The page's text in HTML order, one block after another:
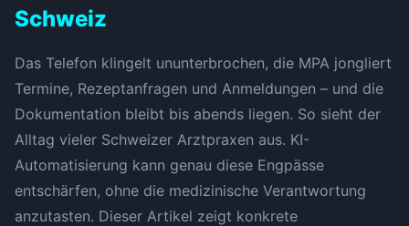
Schweiz
Das Telefon klingelt ununterbrochen, die MPA jongliert
Termine, Rezeptanfragen und Anmeldungen – und die
Dokumentation bleibt bis abends liegen. So sieht der
Alltag vieler Schweizer Arztpraxen aus. KI-
Automatisierung kann genau diese Engpässe
entschärfen, ohne die medizinische Verantwortung
anzutasten. Dieser Artikel zeigt konkrete